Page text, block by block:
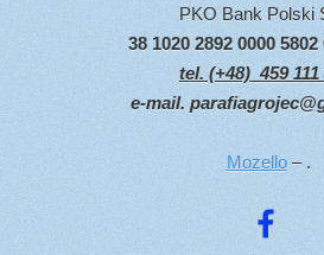
PKO Bank Polski
38 1020 2892 0000 5802
tel. (+48) 459 111
e-mail.
Mozello– .